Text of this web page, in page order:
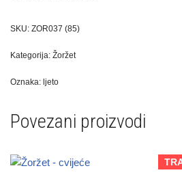
SKU: ZOR037 (85)
Kategorija: Žoržet
Oznaka: ljeto
Povezani proizvodi